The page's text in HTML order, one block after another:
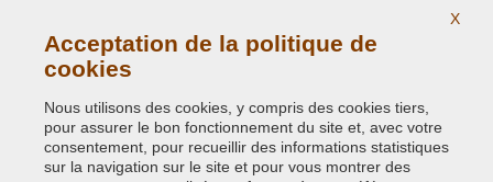
Contactez-nous
Politique de confidentialité - RGPD
X
Acceptation de la politique de
cookies
Nous utilisons des cookies, y compris des cookies tiers,
pour assurer le bon fonctionnement du site et, avec votre
consentement, pour recueillir des informations statistiques
sur la navigation sur le site et pour vous montrer des